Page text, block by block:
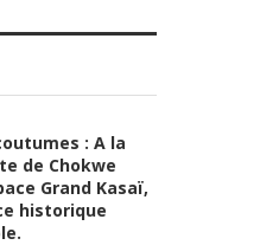
: A la
de Chokwe
Grand Kasaï,
historique